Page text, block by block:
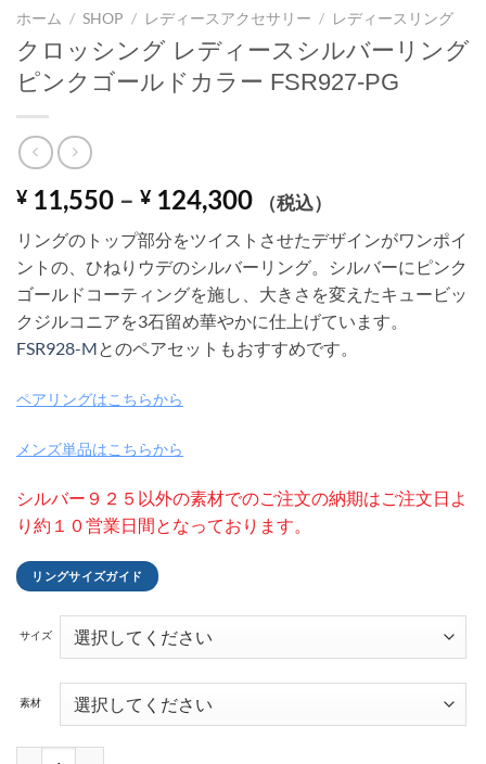
ホーム / SHOP / レディースアクセサリー / レディースリング
クロッシング レディースシルバーリング
ピンクゴールドカラー FSR927-PG
¥ 11,550 – ¥ 124,300価
帯:
¥ 11,550
–
¥ 124,300
（税込）
リングのトップ部分をツイストさせたデザインがワンポイ
ントの、ひねりウデのシルバーリング。シルバーにピンク
ゴールドコーティングを施し、大きさを変えたキュービッ
クジルコニアを3石留め華やかに仕上げています。
FSR928-Mとのペアセットもおすすめです。
ペアリングはこちらから
メンズ単品はこちらから
シルバー９２５以外の素材でのご注文の納期はご注文日よ
り約１０営業日間となっております。
リングサイズガイド
サイズ
素材